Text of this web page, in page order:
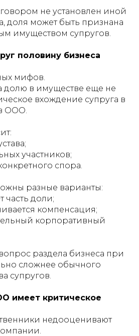
не установлен иной
доля может быть признана
имуществом супругов.
половину бизнеса
мифов.
долю в имуществе еще не
вхождение супруга в
ООО.
участников;
спора.
разные варианты:
часть доли;
компенсация;
корпоративный
раздела бизнеса при
сложнее обычного
супругов.
имеет критическое
недооценивают